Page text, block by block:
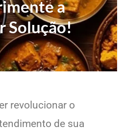
a
Solução!
revolucionar o
de sua